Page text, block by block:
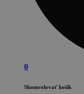
0
Skontrolovať košík